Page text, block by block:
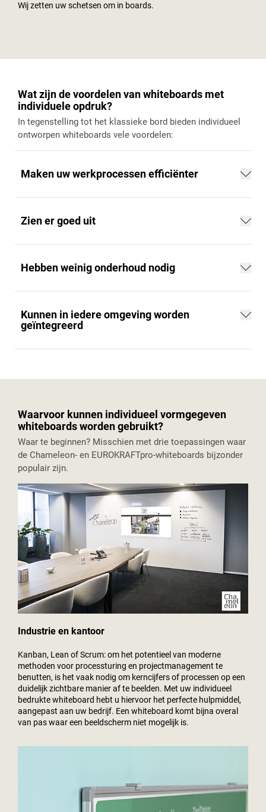
Wij zetten uw schetsen om in boards.
Wat zijn de voordelen van whiteboards met
individuele opdruk?
In tegenstelling tot het klassieke bord bieden individueel
ontworpen whiteboards vele voordelen:
Maken uw werkprocessen efficiënter
Zien er goed uit
Hebben weinig onderhoud nodig
Kunnen in iedere omgeving worden
geïntegreerd
Waarvoor kunnen individueel vormgegeven
whiteboards worden gebruikt?
Waar te beginnen? Misschien met drie toepassingen waar
de Chameleon- en EUROKRAFTpro-whiteboards bijzonder
populair zijn.
Industrie en kantoor
Kanban, Lean of Scrum: om het potentieel van moderne
methoden voor processturing en projectmanagement te
benutten, is het vaak nodig om kerncijfers of processen op een
duidelijk zichtbare manier af te beelden. Met uw individueel
bedrukte whiteboard hebt u hiervoor het perfecte hulpmiddel,
aangepast aan uw bedrijf. Een whiteboard komt bijna overal
van pas waar een beeldscherm niet mogelijk is.